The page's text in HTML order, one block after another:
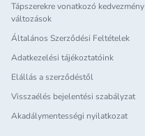
Tápszerekre vonatkozó kedvezmény
változások
Általános Szerződési Feltételek
Adatkezelési tájékoztatóink
Elállás a szerződéstől
Visszaélés bejelentési szabályzat
Akadálymentességi nyilatkozat